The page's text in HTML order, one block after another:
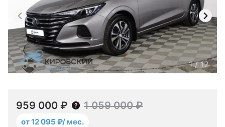
1/12
959 000 ₽ 1 059 000 ₽
от 12 095 ₽/ мес.